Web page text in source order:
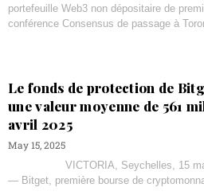
portefeuille Web3 non dépositaire de
conférence Consensus de passage à
Le fonds de protection de
une valeur moyenne de 561
avril 2025
May 15, 2025
VICTORIA, Seychelles, 15 mai
— Bitget, première bourse de